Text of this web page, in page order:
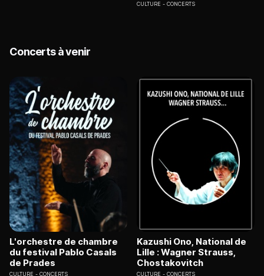
CULTURE CONCERTS
Concerts à venir
L'orchestre de chambre
du festival Pablo Casals
de Prades
CULTURE CONCERTS
Kazushi Ono, National de
Lille : Wagner Strauss,
Chostakovitch
CULTURE CONCERTS